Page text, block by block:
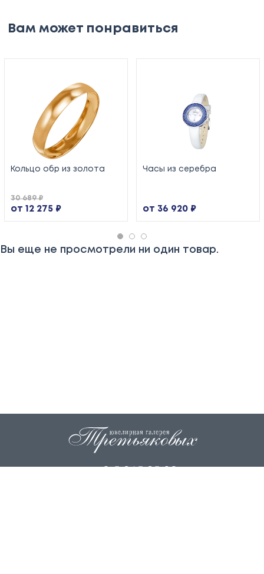
Вам может понравиться
Кольцо обр из золота
от 12 275 ₽
30 689 ₽
Часы из серебра
от 36 920 ₽
Вы еще не просмотрели ни один товар.